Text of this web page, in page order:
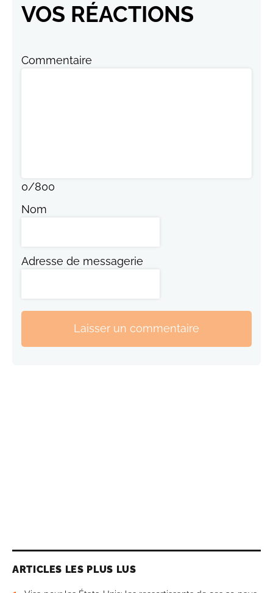
VOS RÉACTIONS
Commentaire
0/800
Nom
Adresse de messagerie
Laisser un commentaire
ARTICLES LES PLUS LUS